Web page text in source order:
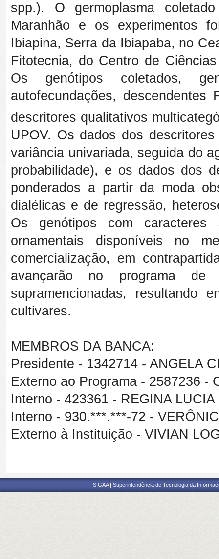
spp.). O germoplasma
Maranhão e os experimentos
Ibiapina, Serra da Ibiapaba, no
Fitotecnia, do Centro de
Os genótipos coletados,
autofecundações, descendentes
descritores qualitativos
UPOV. Os dados dos
variância univariada, seguida do
probabilidade), e os dados dos
ponderados a partir da moda
dialélicas e de regressão,
Os genótipos com
ornamentais disponíveis no
comercialização, em
avançarão no programa de
supramencionadas, resultando
cultivares.
MEMBROS DA BANCA:
Presidente - 1342714 - ANGELA
Externo ao Programa - 2587236 -
Interno - 423361 - REGINA
Interno - 930.***.***-72 -
Externo à Instituição - VIVIAN
SIGAA | Superintendência de Tecnologia da